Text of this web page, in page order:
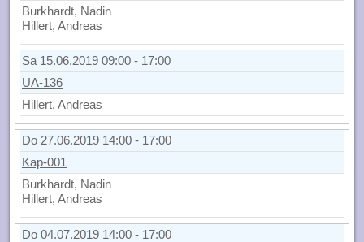
Burkhardt, Nadin
Hillert, Andreas
Sa 15.06.2019 09:00 - 17:00
UA-136
Hillert, Andreas
Do 27.06.2019 14:00 - 17:00
Kap-001
Burkhardt, Nadin
Hillert, Andreas
Do 04.07.2019 14:00 - 17:00